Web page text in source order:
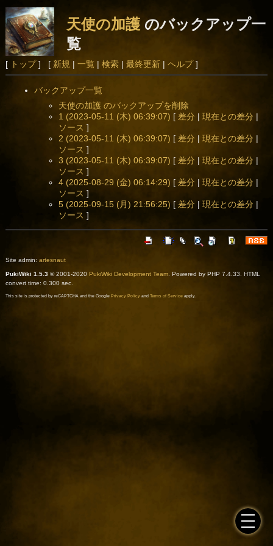
天使の加護のバックアップ一
覧
[ トップ] [ 新規 | 一覧 | 検索| 最終更新| ヘルプ]
バックアップ一覧
天使の加護 のバックアップを削除
1 (2023-05-11 (木) 06:39:07) [ 差分 |現在との差分 |
ソース ]
2 (2023-05-11 (木) 06:39:07) [ 差分 |現在との差分 |
ソース ]
3 (2023-05-11 (木) 06:39:07) [ 差分 |現在との差分 |
ソース ]
4 (2025-08-29 (金) 06:14:29) [ 差分 |現在との差分 |
ソース ]
5 (2025-09-15 (月) 21:56:25) [ 差分 |現在との差分 |
ソース ]
Site admin: artesnaut
PukiWiki 1.5.3© 2001-2020 PukiWiki Development Team. Powered by PHP 7.4.33. HTML
convert time: 0.300 sec.
This site is protected by reCAPTCHA and the Google Privacy Policyand Terms of Serviceapply.